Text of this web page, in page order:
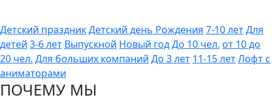
Детский праздникДетский день Рождения 7-10 летДля
детей 3-6 лет Выпускной Новый годДо 10 чел. от 10 до
20 чел. Для больших компаний До 3 лет 11-15 летЛофт с
аниматорами
ПОЧЕМУ МЫ